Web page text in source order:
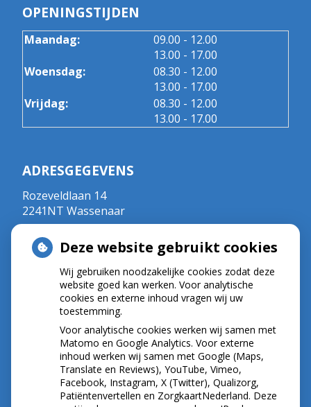
OPENINGSTIJDEN
Maandag: 09.00 tot
- 12.00
13.00 tot
- 17.00
Woensdag:
08.30 tot
- 12.00
13.00 tot
- 17.00
Vrijdag:
08.30 tot
- 12.00
13.00 tot
- 17.00
ADRESGEGEVENS
Rozeveldlaan 14
2241NT Wassenaar
E-mail:
r.crul@kpnplanet.nl
BIG-nummer ; 09020533702
NIEUWS
Let op: valse Infomedics-mails over
openstaande rekening
Tanden bleken? Laat het veilig doen!
Gezond tandvlees: de basis voor een gezonde
mond
Deze website gebruikt cookies
Wij gebruiken noodzakelijke cookies zodat deze
website goed kan werken. Voor analytische
cookies en externe inhoud vragen wij uw
toestemming.
Voor analytische cookies werken wij samen met
Matomo en Google Analytics. Voor externe
inhoud werken wij samen met Google (Maps,
Translate en Reviews), YouTube, Vimeo,
Facebook, Instagram, X (Twitter), Qualizorg,
Patiëntenvertellen en ZorgkaartNederland. Deze